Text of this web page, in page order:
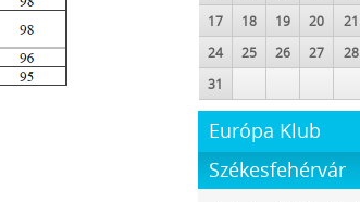
17
18 19 20 21
24
25 26 27 28
31
Európa Klub
Székesfehérvár